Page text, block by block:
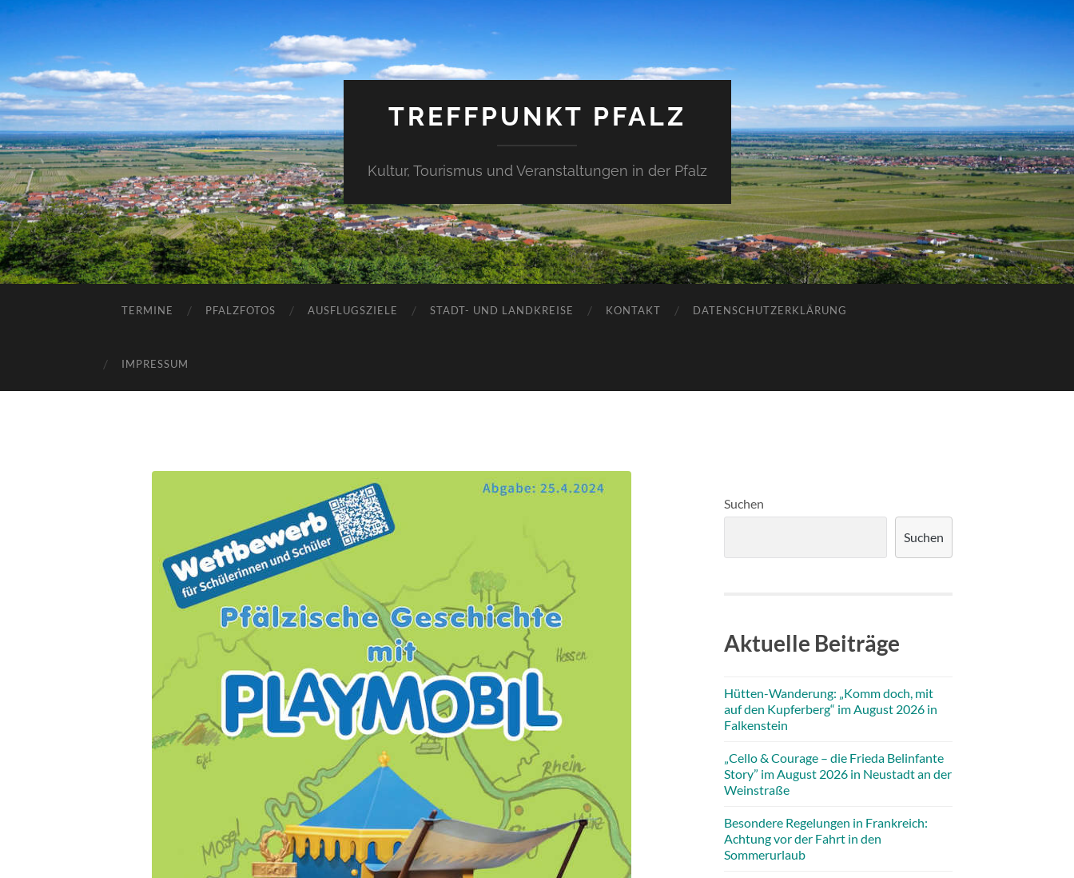
TREFFPUNKT PFALZ
Kultur, Tourismus und Veranstaltungen in der Pfalz
TERMINE PFALZFOTOS AUSFLUGSZIELE STADT- UND LANDKREISE KONTAKT DATENSCHUTZERKLÄRUNG
IMPRESSUM
Suchen
Suchen
Aktuelle Beiträge
Hütten-Wanderung: „Komm doch, mit
auf den Kupferberg“ im August 2026 in
Falkenstein
„Cello & Courage – die Frieda Belinfante
Story” im August 2026 in Neustadt an der
Weinstraße
Besondere Regelungen in Frankreich:
Achtung vor der Fahrt in den
Sommerurlaub